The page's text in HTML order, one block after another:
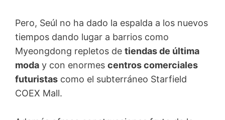
Pero, Seúl no ha dado la espalda a los nuevos
tiempos dando lugar a barrios como
Myeongdong repletos de tiendas de última
moda y con enormes centros comerciales
futuristas como el subterráneo Starfield
COEX Mall.